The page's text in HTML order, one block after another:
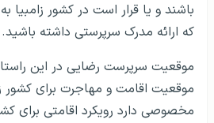
باشند و یا قرار است در کشور زامبیا
که ارائه مدرک سرپرستی داشته باشید.
موقعیت سرپرست رضایی در این
موقعیت اقامت و مهاجرت برای کشور
مخصوصی دارد رویکرد اقامتی برای